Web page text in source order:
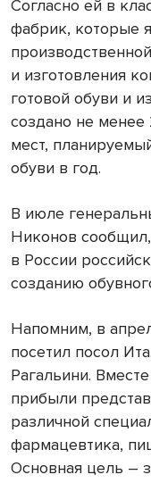
Согласно ей в
фабрик, которые
и изготовления
готовой обуви и
создано не менее
мест,
обуви в год.
В июле
Никонов
в России
созданию
Напомним, в
посетил посол
Рагальини.
прибыли
различной
фармацевтика,
Основная цель –